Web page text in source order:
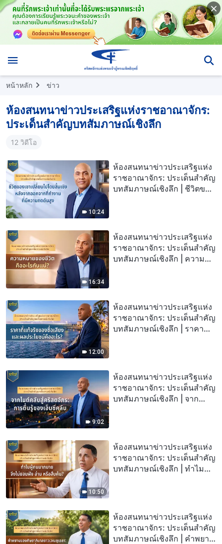
หน้าหลัก ข่าว
ห้องสนทนาข่าวประเสริฐแห่งราชอาณาจักร:
ประเด็นสำคัญบทสัมภาษณ์เชิงลึก
12 วิดีโอ
10:24
ห้องสนทนาข่าวประเสริฐแห่ง
ราชอาณาจักร: ประเด็นสำคัญ
บทสัมภาษณ์เชิงลึก | ชีวิตของ
16:34
ห้องสนทนาข่าวประเสริฐแห่ง
ราชอาณาจักร: ประเด็นสำคัญ
บทสัมภาษณ์เชิงลึก | ความ
12:00
ห้องสนทนาข่าวประเสริฐแห่ง
ราชอาณาจักร: ประเด็นสำคัญ
บทสัมภาษณ์เชิงลึก | ราคา
9:02
ห้องสนทนาข่าวประเสริฐแห่ง
ราชอาณาจักร: ประเด็นสำคัญ
บทสัมภาษณ์เชิงลึก | จาก
10:50
ห้องสนทนาข่าวประเสริฐแห่ง
ราชอาณาจักร: ประเด็นสำคัญ
บทสัมภาษณ์เชิงลึก | ทำไม
ห้องสนทนาข่าวประเสริฐแห่ง
ราชอาณาจักร: ประเด็นสำคัญ
บทสัมภาษณ์เชิงลึก | คำพยาน